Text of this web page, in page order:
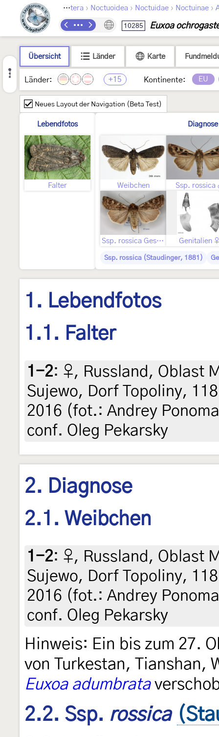
Lepidoptera › Noctuoidea › Noctuidae › Noctuinae ›
10285 Euxoa
Übersicht Länder Karte
Länder: +15 Kontinente: EU
Neues Layout der Navigation (Beta Test)
Lebendfotos
Falter
Diagnose
Weibchen Ssp. rossica
Ssp. rossica Geschlecht nicht bestimmt Genitalien ♀
Ssp. rossica (Staudinger, 1881)
1. Lebendfotos
1.1. Falter
1-2: ♀, Russland, Oblast
Sujewo, Dorf Topoliny,
2016 (fot.: Andrey
conf. Oleg Pekarsky
2. Diagnose
2.1. Weibchen
1-2: ♀, Russland, Oblast
Sujewo, Dorf Topoliny,
2016 (fot.: Andrey
conf. Oleg Pekarsky
Hinweis: Ein bis zum 27.
von Turkestan, Tianshan,
Euxoa adumbrata
2.2. Ssp. rossica